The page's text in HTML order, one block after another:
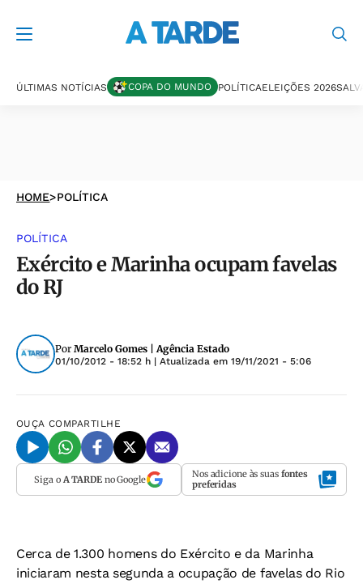
ÚLTIMAS NOTÍCIAS COPA DO MUNDO POLÍTICAELEIÇÕES 2026
HOME>POLÍTICA
POLÍTICA
Exército e Marinha ocupam favelas
do RJ
Por Marcelo Gomes | Agência Estado
01/10/2012 - 18:52 h | Atualizada em 19/11/2021 - 5:06
OUÇA COMPARTILHE
Siga o A TARDEno Google Nos adicione às suas fontes
preferidas
Cerca de 1.300 homens do Exército e da Marinha
iniciaram nesta segunda a ocupação de favelas do Rio